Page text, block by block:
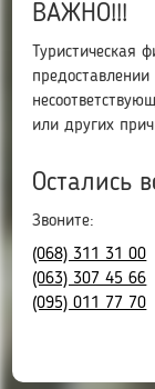
ВАЖНО!!!
Туристическая
или других
Остались
Звоните:
(068) 311 31 00
(063) 307 45 66
(095) 011 77 70